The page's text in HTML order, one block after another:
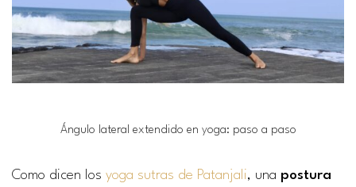
Ángulo lateral extendido en yoga: paso a paso
Como dicen los yoga sutras de Patanjali, una postura